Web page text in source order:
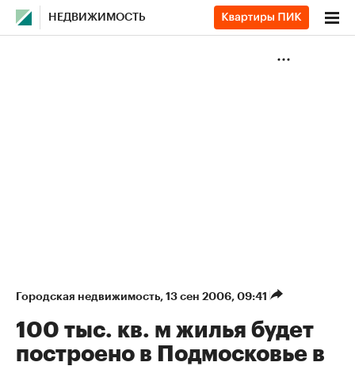
НЕДВИЖИМОСТЬ
Городская недвижимость⁠, 13 сен 2006, 09:41
100 тыс. кв. м жилья будет
построено в Подмосковье в